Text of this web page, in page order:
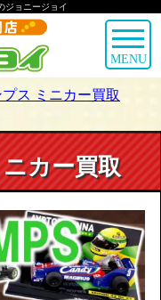
ジョニージョイ
MENU
プス ミニカー買取
カー買取